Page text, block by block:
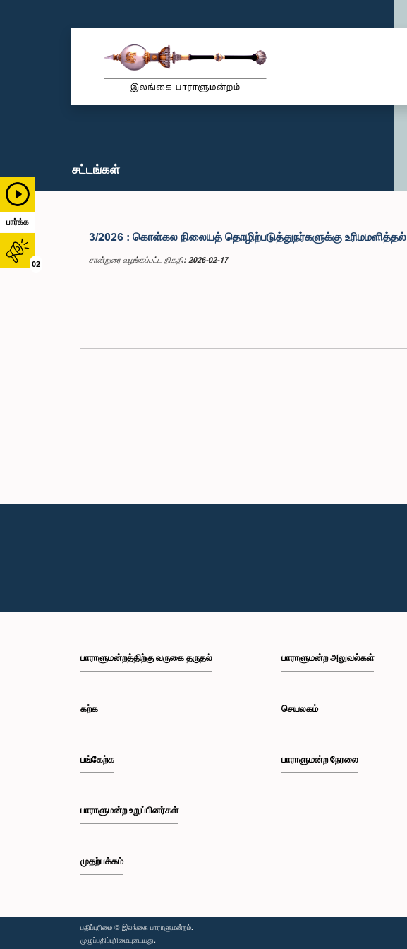
பார்க்க
02
சட்டங்கள்
3/2026 : கொள்கல நிலையத் தொழிற்படுத்துநர்களுக்கு உரிமமளித்தல்
சான்றுரை வழங்கப்பட்ட திகதி: 2026-02-17
பாராளுமன்றத்திற்கு வருகை தருதல்
கற்க
பங்கேற்க
பாராளுமன்ற உறுப்பினர்கள்
முதற்பக்கம்
பாராளுமன்ற அலுவல்கள்
செயலகம்
பாராளுமன்ற நேரலை
பதிப்புரிமை © இலங்கை பாராளுமன்றம்.
முழுப்பதிப்புரிமையுடையது.